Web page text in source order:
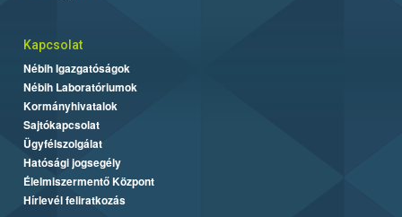
Kapcsolat
Nébih Igazgatóságok
Nébih Laboratóriumok
Kormányhivatalok
Sajtókapcsolat
Ügyfélszolgálat
Hatósági jogsegély
Élelmiszermentő Központ
Hírlevél feliratkozás